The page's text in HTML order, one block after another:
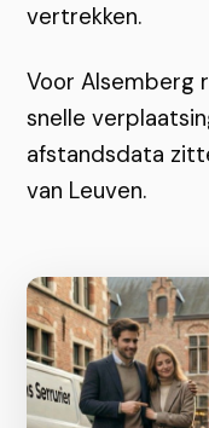
vertrekken.
Voor Alsemberg
snelle
afstandsdata
van Leuven.